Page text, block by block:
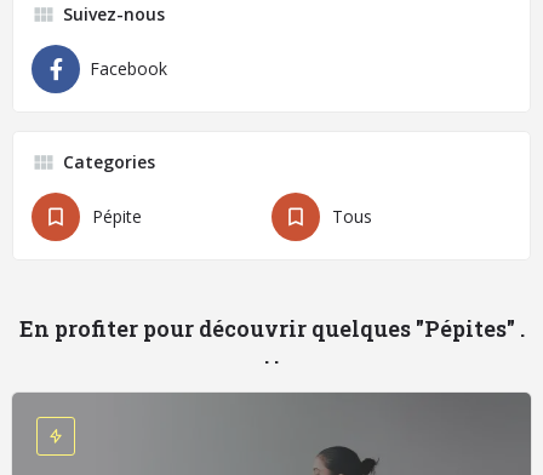
Suivez-nous
Facebook
Categories
Pépite Tous
En profiter pour découvrir quelques "Pépites" .
. .